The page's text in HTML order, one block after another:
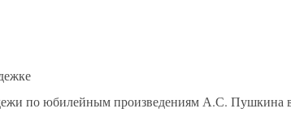
по юбилейным произведениям А.С. Пушкина